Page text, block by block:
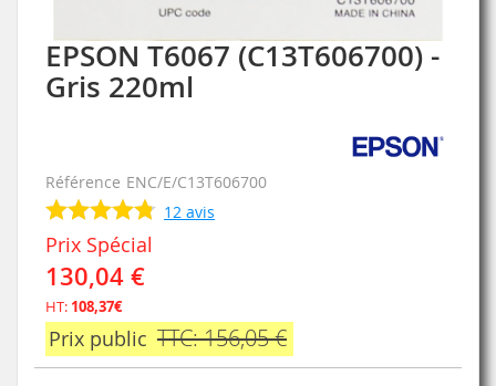
EPSON T6067 (C13T606700) -
Gris 220ml
Référence ENC/E/C13T606700
12 avis
Prix Spécial
130,04 €
HT: 108,37€
Prix public TTC: 156,05 €
Skip
to
the
images
gallery